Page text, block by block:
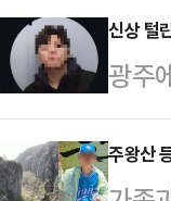
유해
보고
르면
스소
다”
했다.
신상 털
광주
신상
부 누
주왕산